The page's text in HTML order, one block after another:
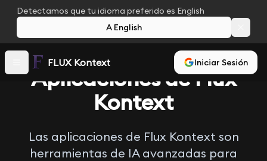
Detectamos que tu idioma preferido es English
A English
FLUX Kontext Iniciar Sesión
Aplicaciones de Flux
Kontext
Las aplicaciones de Flux Kontext son
herramientas de IA avanzadas para